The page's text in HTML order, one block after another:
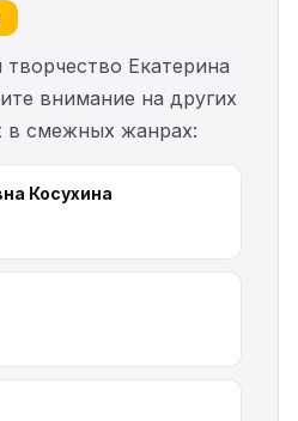
Екатерина
внимание на других
смежных жанрах:
Косухина